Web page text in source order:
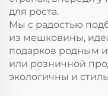
для роста.
Мы с радостью
из мешковины,
подарков родным
или розничной
экологичны и